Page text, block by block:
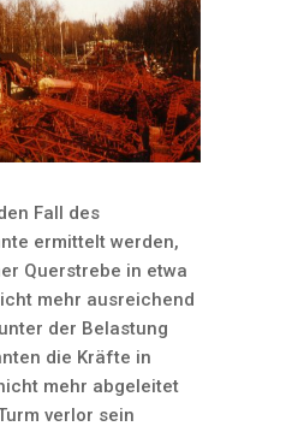
Fall des
ermittelt werden,
Querstrebe in etwa
mehr ausreichend
der Belastung
die Kräfte in
mehr abgeleitet
verlor sein